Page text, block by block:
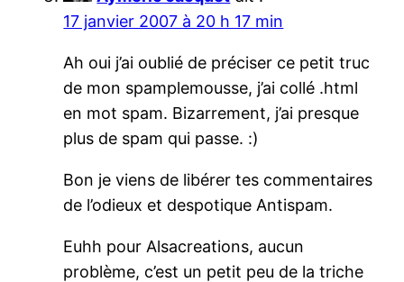
17 janvier 2007 à 20 h 17 min
Ah oui j’ai oublié de préciser ce petit truc
de mon spamplemousse, j’ai collé .html
en mot spam. Bizarrement, j’ai presque
plus de spam qui passe. :)
Bon je viens de libérer tes commentaires
de l’odieux et despotique Antispam.
Euhh pour Alsacreations, aucun
problème, c’est un petit peu de la triche